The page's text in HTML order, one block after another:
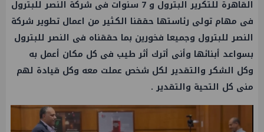
القاهرة للتكرير البترول و 7 سنوات فى شركة النصر للبترول
فى مهام تولى رئاستها حققنا الكثير من اعمال تطوير شركة
النصر للبترول وجميعا فخورين بما حققناه فى النصر للبترول
بسواعد أبنائها وأنى أترك أثر طيب فى كل مكان أعمل به
وكل الشكر والتقدير لكل شخص عملت معه وكل قيادة لهم
منى كل التحية والتقدير .